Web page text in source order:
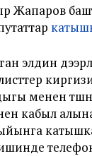
Жапаров
элдин
менен
кабыл